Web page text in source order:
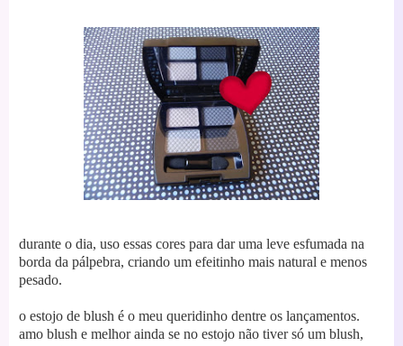
durante o dia, uso essas cores para dar uma leve esfumada na
borda da pálpebra, criando um efeitinho mais natural e menos
pesado.
o estojo de blush é o meu queridinho dentre os lançamentos.
amo blush e melhor ainda se no estojo não tiver só um blush,